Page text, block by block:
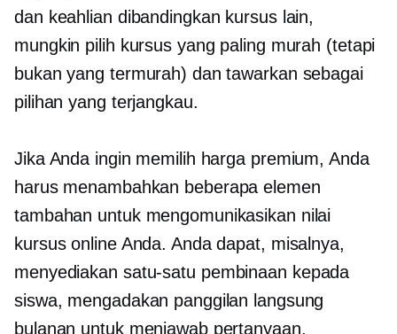
dan keahlian dibandingkan kursus lain,
mungkin pilih kursus yang paling murah (tetapi
bukan yang termurah) dan tawarkan sebagai
pilihan yang terjangkau.
Jika Anda ingin memilih harga premium, Anda
harus menambahkan beberapa elemen
tambahan untuk mengomunikasikan nilai
kursus online Anda. Anda dapat, misalnya,
menyediakan satu-satu pembinaan kepada
siswa, mengadakan panggilan langsung
bulanan untuk menjawab pertanyaan,